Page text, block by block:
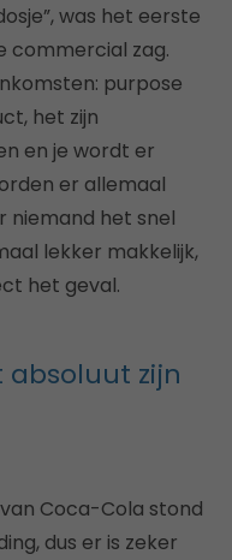
was het eerste
commercial zag.
purpose
het zijn
en je wordt er
er allemaal
niemand het snel
lekker makkelijk,
het geval.
zijn
van Coca-Cola stond
dus er is zeker